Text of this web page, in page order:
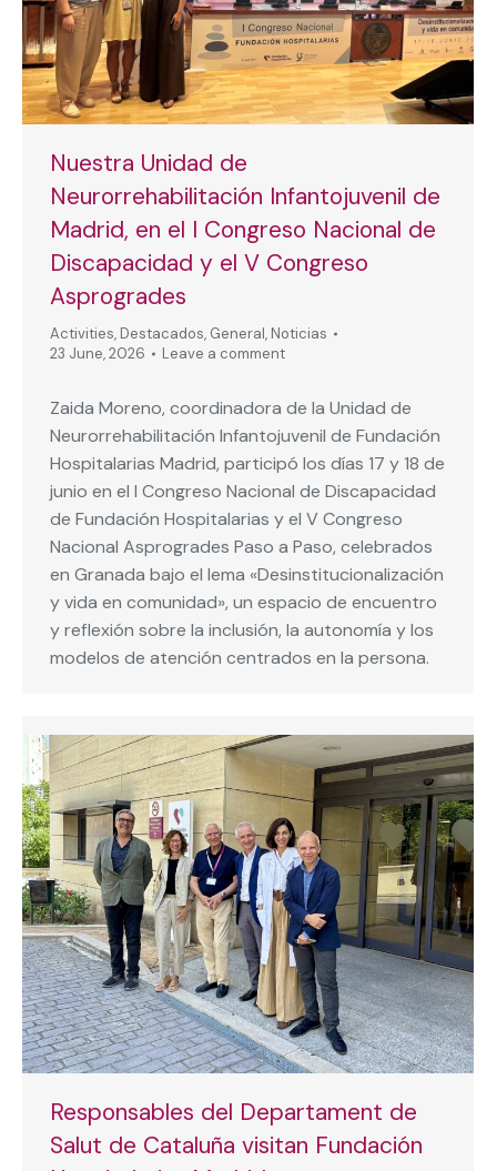
Nuestra Unidad de
Neurorrehabilitación Infantojuvenil de
Madrid, en el I Congreso Nacional de
Discapacidad y el V Congreso
Asprogrades
Activities, Destacados, General, Noticias
23 June, 2026
Leave a comment
Zaida Moreno, coordinadora de la Unidad de
Neurorrehabilitación Infantojuvenil de Fundación
Hospitalarias Madrid, participó los días 17 y 18 de
junio en el I Congreso Nacional de Discapacidad
de Fundación Hospitalarias y el V Congreso
Nacional Asprogrades Paso a Paso, celebrados
en Granada bajo el lema «Desinstitucionalización
y vida en comunidad», un espacio de encuentro
y reflexión sobre la inclusión, la autonomía y los
modelos de atención centrados en la persona.
Responsables del Departament de
Salut de Cataluña visitan Fundación